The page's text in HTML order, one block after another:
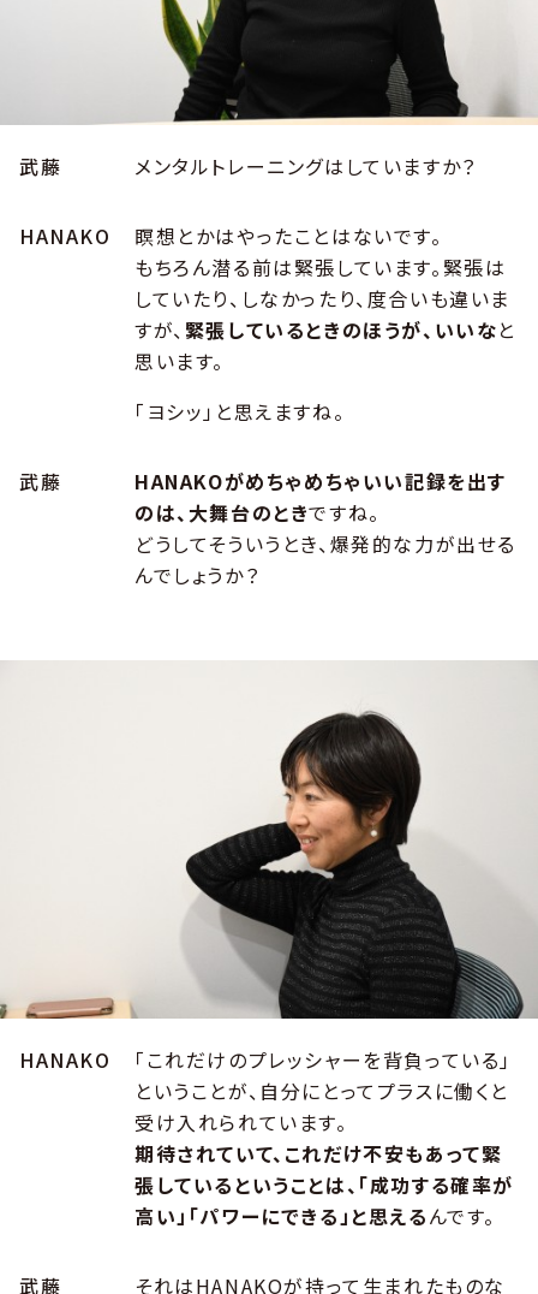
武藤 メンタルトレーニングはしていますか？
HANAKO
瞑想とかはやったことはないです。
もちろん潜る前は緊張しています。緊張は
していたり、しなかったり、度合いも違いま
すが、 緊張しているときのほうが、いいなと
思います。
「ヨシッ」と思えますね。
武藤
HANAKOがめちゃめちゃいい記録を出す
のは、大舞台のときですね。
どうしてそういうとき、爆発的な力が出せる
んでしょうか？
HANAKO
「これだけのプレッシャーを背負っている」
ということが、自分にとってプラスに働くと
受け入れられています。
期待されていて、これだけ不安もあって緊
張しているということは、「成功する確率が
高い」「パワーにできる」と思えるんです。
武藤 それはHANAKOが持って生まれたものな